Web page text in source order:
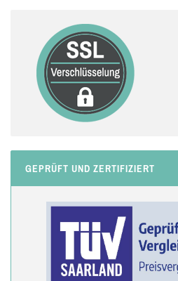
GEPRÜFT UND ZERTIFIZIERT